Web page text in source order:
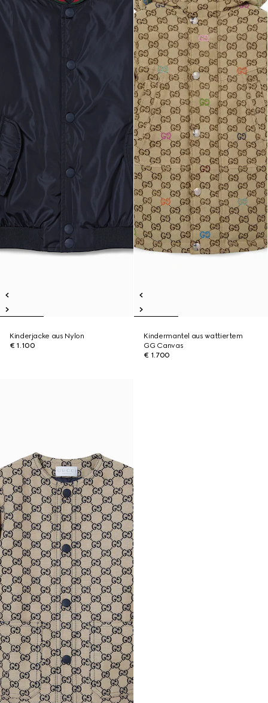
Kinderjacke aus Nylon
€ 1.100
Kindermantel aus wattiertem
GG Canvas
€ 1.700